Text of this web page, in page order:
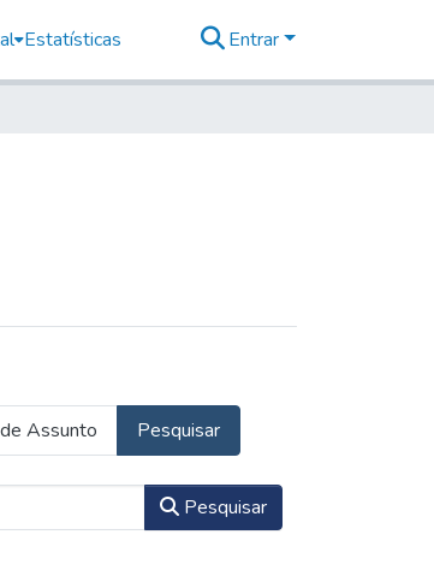
Estatísticas Entrar
Assunto Pesquisar
Pesquisar